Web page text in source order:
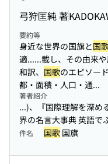
弓狩匡純 著
要約等
身近な世界の国旗と国
適......載し、その由来
和訳、 国歌のエピソー
都・面積・人口・通...
著者紹介
...)、『国際理解を深め
界の名言大事典 英語で
件名 国歌 国旗